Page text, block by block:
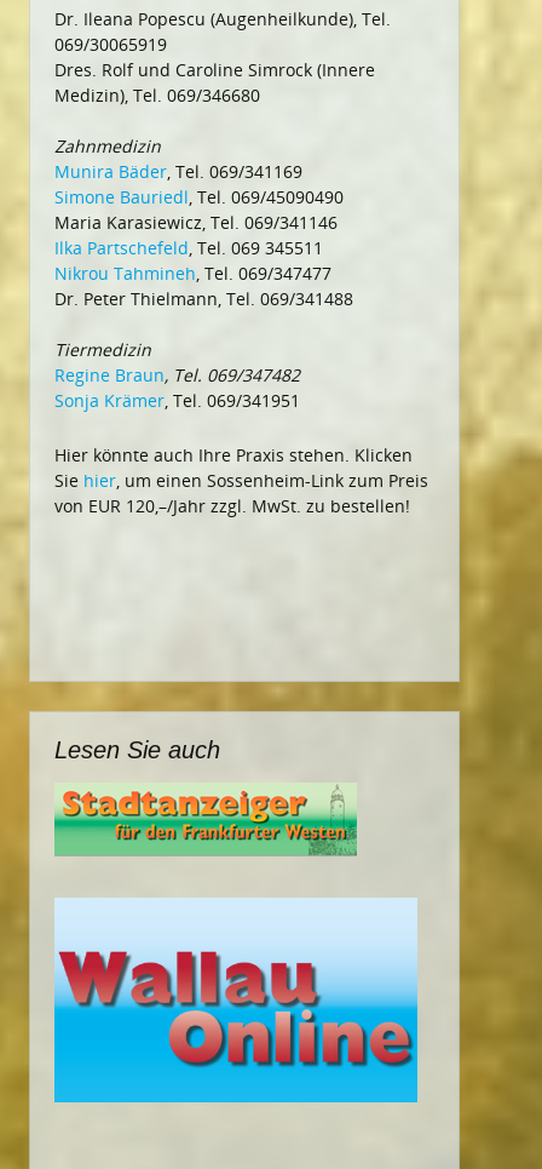
Dr. Ileana Popescu (Augenheilkunde), Tel.
069/30065919
Dres. Rolf und Caroline Simrock (Innere
Medizin), Tel. 069/346680
Zahnmedizin
Munira Bäder, Tel. 069/341169
Simone Bauriedl, Tel. 069/45090490
Maria Karasiewicz, Tel. 069/341146
Ilka Partschefeld, Tel. 069 345511
Nikrou Tahmineh, Tel. 069/347477
Dr. Peter Thielmann, Tel. 069/341488
Tiermedizin
Regine Braun, Tel. 069/347482
Sonja Krämer, Tel. 069/341951
Hier könnte auch Ihre Praxis stehen. Klicken
Sie hier, um einen Sossenheim-Link zum Preis
von EUR 120,–/Jahr zzgl. MwSt. zu bestellen!
Lesen Sie auch